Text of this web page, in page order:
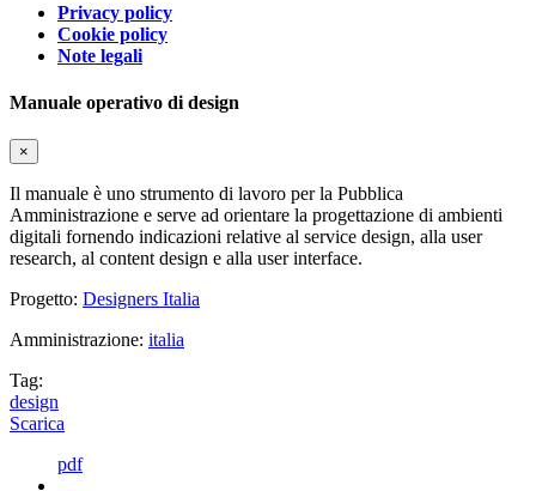
Privacy policy
Cookie policy
Note legali
Manuale operativo di design
×
Il manuale è uno strumento di lavoro per la Pubblica
Amministrazione e serve ad orientare la progettazione di ambienti
digitali fornendo indicazioni relative al service design, alla user
research, al content design e alla user interface.
Progetto: Designers Italia
Amministrazione: italia
Tag:
design
Scarica
pdf